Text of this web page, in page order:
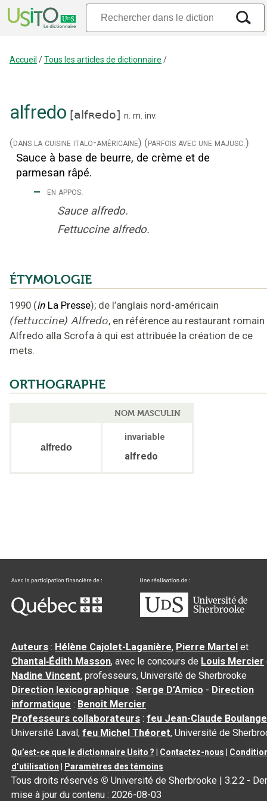
Accueil /Tous les articles de dictionnaire /
alfredo [alfʀedo] n. m. inv.
(dans la cuisine italo-américaine) (parfois avec une majusc.)
Sauce à base de beurre, de crème et de
parmesan râpé.
‒ en appos.
Sauce alfredo.
Fettuccine alfredo.
ÉTYMOLOGIE
1990 (in La Presse); de l’anglais nord-américain
(fettuccine) Alfredo, en référence au restaurant romain
Alfredo alla Scrofa à qui est attribuée la création de ce
mets.
ORTHOGRAPHE
NOM MASCULIN
alfredo
invariable
alfredo
Auteurs : Hélène Cajolet-Laganière, Pierre Martel et
Chantal‑Édith Masson, avec le concours de Louis Mercier
Nadine Vincent, professeurs, Université de Sherbrooke
Direction lexicographique :Serge D’Amico - Direction
informatique : Benoit Mercier
Professeurs collaborateurs :feu Jean-Claude
Université Laval,feu Michel Théoret, Université de
Qu’est-ce que le dictionnaire Usito ? Contactez-nous
d’utilisation
Paramètres des témoins
Tous droits réservés © Université de Sherbrooke |3.2.2 -
mise à jour du contenu :2026-08-03